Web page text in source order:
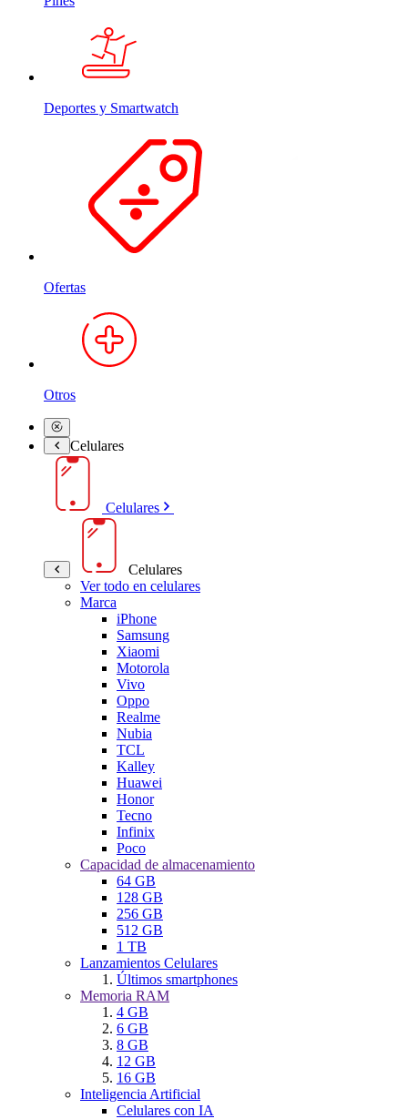
Deportes y Smartwatch
Ofertas
Otros
Celulares
Celulares
Celulares
Ver todo en celulares
Marca
iPhone
Samsung
Xiaomi
Motorola
Vivo
Oppo
Realme
Nubia
TCL
Kalley
Huawei
Honor
Tecno
Infinix
Poco
Capacidad de almacenamiento
64 GB
128 GB
256 GB
512 GB
1 TB
Lanzamientos Celulares
Últimos smartphones
Memoria RAM
4 GB
6 GB
8 GB
12 GB
16 GB
Inteligencia Artificial
Celulares con IA